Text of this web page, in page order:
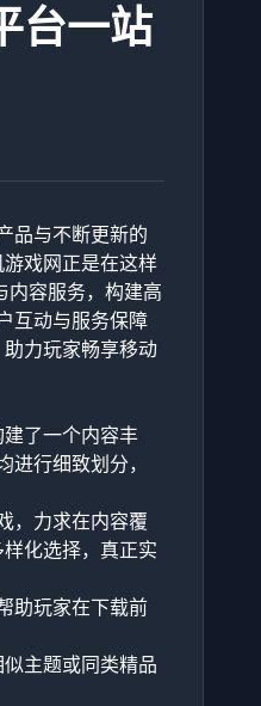
台一站
品与不断更新的
戏网正是在这样
内容服务，构建高
互动与服务保障
力玩家畅享移动
了一个内容丰
行细致划分，
，力求在内容覆
化选择，真正实
助玩家在下载前
主题或同类精品